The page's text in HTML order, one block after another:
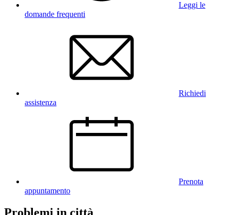
Leggi le
domande frequenti
Richiedi
assistenza
Prenota
appuntamento